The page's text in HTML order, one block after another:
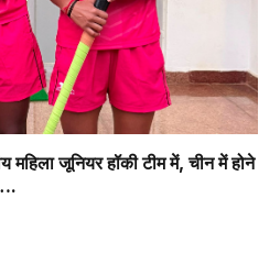
महिला जूनियर हॉकी टीम में, चीन में होने